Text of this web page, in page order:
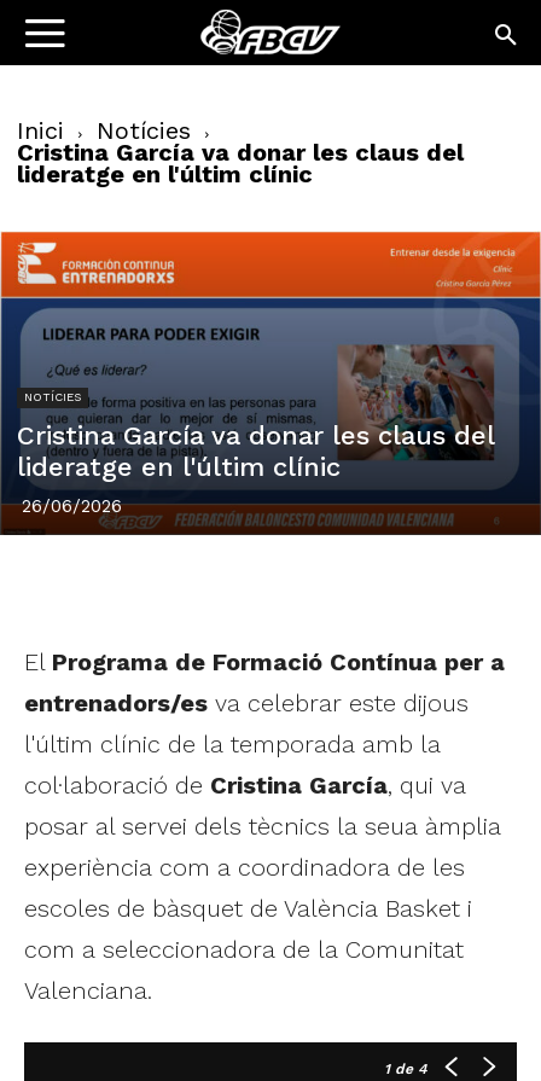
Inici Notícies
Cristina García va donar les claus del
lideratge en l'últim clínic
NOTÍCIES
Cristina García va donar les claus del
lideratge en l'últim clínic
26/06/2026
El Programa de Formació Contínua per a
entrenadors/es va celebrar este dijous
l'últim clínic de la temporada amb la
col·laboració de Cristina García, qui va
posar al servei dels tècnics la seua àmplia
experiència com a coordinadora de les
escoles de bàsquet de València Basket i
com a seleccionadora de la Comunitat
Valenciana.
1de 4